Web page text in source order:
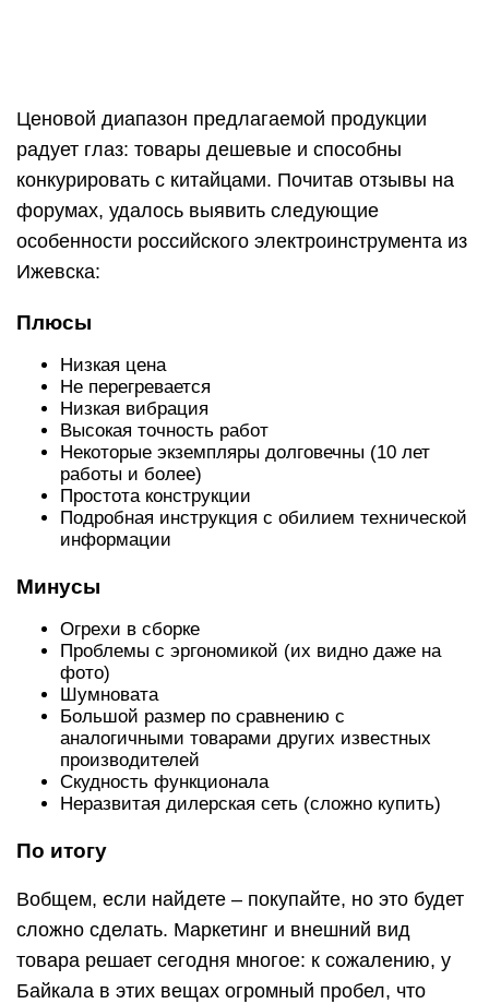
работы и более)
Простота конструкции
Подробная инструкция с обилием технической
информации
Минусы
Огрехи в сборке
фото)
Большой размер по сравнению с
аналогичными товарами других известных
производителей
Скудность функционала
Неразвитая дилерская сеть (сложно купить)
По итогу
Вобщем, если найдете – покупайте, но это будет
сложно сделать. Маркетинг и внешний вид
Байкала в этих вещах огромный пробел, что
делает этот инструмент известным лишь в узких
кругах.
STELS 14105.
потребители считают его одним из лучших в
своем роде. Набор выступает бюджетным среди
своих аналогов, в нем находится несколько
гаечных ключей комбинированного типа и
торцевые головки. Также в комплектации